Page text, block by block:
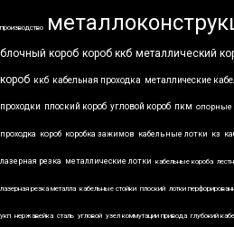
производство
блочный короб короб ккб металлический
короб ккб кабельная проходка металлические
проходки плоский короб угловой короб пкм опорные
проходка короб коробка зажимов кабельные лотки кз
лазерная резка металлические лотки кабельные короба
лазерная резка металла кабельные стойки плоский лотки
укп нержавейка сталь угловой узел коммутации привода глубокий